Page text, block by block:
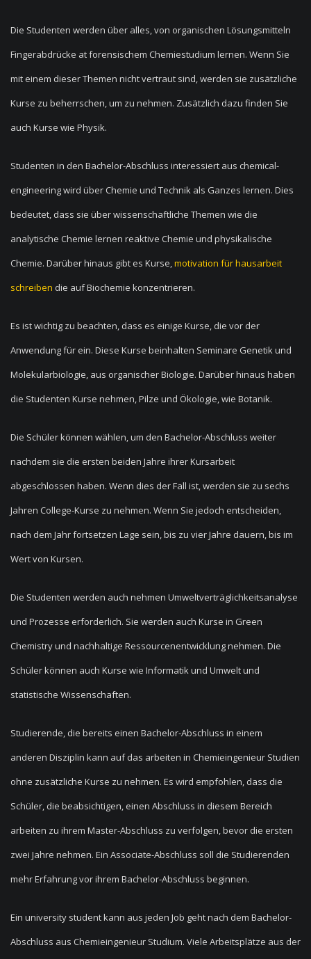
Die Studenten werden über alles, von organischen Lösungsmitteln
Fingerabdrücke at forensischem Chemiestudium lernen. Wenn Sie
mit einem dieser Themen nicht vertraut sind, werden sie zusätzliche
Kurse zu beherrschen, um zu nehmen. Zusätzlich dazu finden Sie
auch Kurse wie Physik.
Studenten in den Bachelor-Abschluss interessiert aus chemical-
engineering wird über Chemie und Technik als Ganzes lernen. Dies
bedeutet, dass sie über wissenschaftliche Themen wie die
analytische Chemie lernen reaktive Chemie und physikalische
Chemie. Darüber hinaus gibt es Kurse,motivation für hausarbeit
schreiben die auf Biochemie konzentrieren.
Es ist wichtig zu beachten, dass es einige Kurse, die vor der
Anwendung für ein. Diese Kurse beinhalten Seminare Genetik und
Molekularbiologie, aus organischer Biologie. Darüber hinaus haben
die Studenten Kurse nehmen, Pilze und Ökologie, wie Botanik.
Die Schüler können wählen, um den Bachelor-Abschluss weiter
nachdem sie die ersten beiden Jahre ihrer Kursarbeit
abgeschlossen haben. Wenn dies der Fall ist, werden sie zu sechs
Jahren College-Kurse zu nehmen. Wenn Sie jedoch entscheiden,
nach dem Jahr fortsetzen Lage sein, bis zu vier Jahre dauern, bis im
Wert von Kursen.
Die Studenten werden auch nehmen Umweltverträglichkeitsanalyse
und Prozesse erforderlich. Sie werden auch Kurse in Green
Chemistry und nachhaltige Ressourcenentwicklung nehmen. Die
Schüler können auch Kurse wie Informatik und Umwelt und
statistische Wissenschaften.
Studierende, die bereits einen Bachelor-Abschluss in einem
anderen Disziplin kann auf das arbeiten in Chemieingenieur Studien
ohne zusätzliche Kurse zu nehmen. Es wird empfohlen, dass die
Schüler, die beabsichtigen, einen Abschluss in diesem Bereich
arbeiten zu ihrem Master-Abschluss zu verfolgen, bevor die ersten
zwei Jahre nehmen. Ein Associate-Abschluss soll die Studierenden
mehr Erfahrung vor ihrem Bachelor-Abschluss beginnen.
Ein university student kann aus jeden Job geht nach dem Bachelor-
Abschluss aus Chemieingenieur Studium. Viele Arbeitsplätze aus der